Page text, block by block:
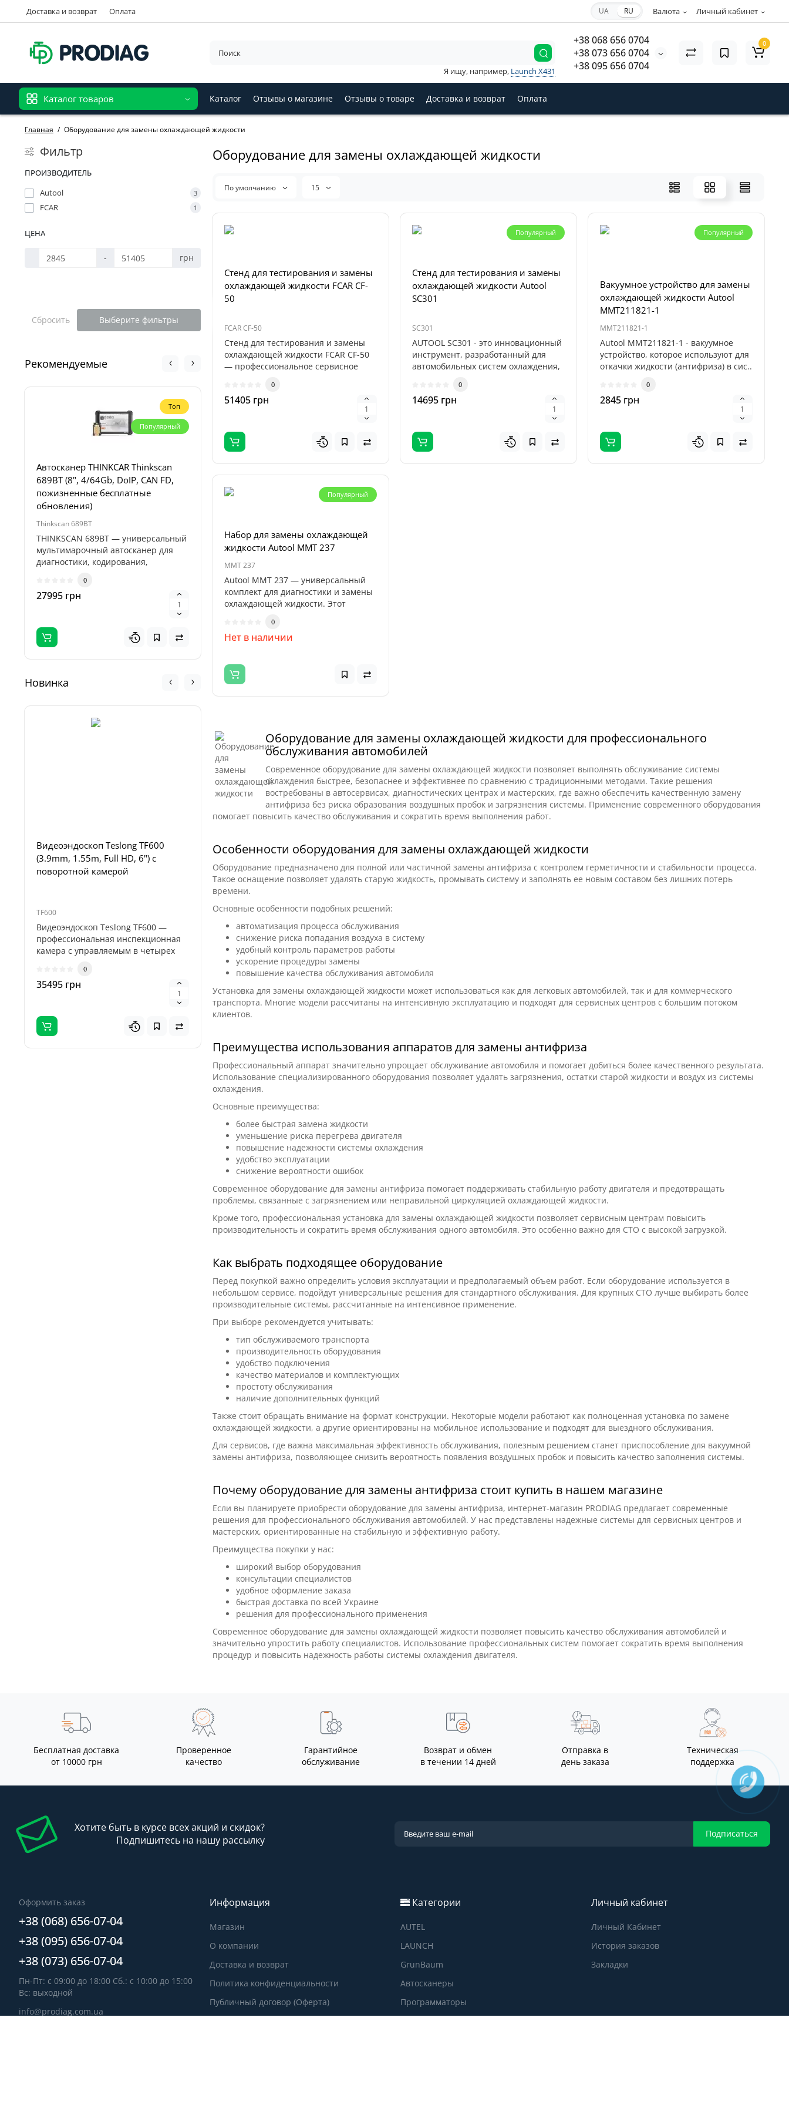
Доставка и возврат Оплата Личный кабинет
Валюта
UA RU
+38 068 656 0704
+38 073 656 0704
+38 095 656 0704
Я ищу, например, Launch X431
0
Каталог товаров Каталог Отзывы о магазине Отзывы о товаре Доставка и возврат Оплата
Главная Оборудование для замены охлаждающей жидкости
Фильтр
ПРОИЗВОДИТЕЛЬ
Autool
3
FCAR 1
ЦЕНА
- грн
Сбросить Выберите фильтры
Рекомендуемые
Топ
Популярный
Автосканер THINKCAR Thinkscan
689BT (8", 4/64Gb, DoIP, CAN FD,
пожизненные бесплатные
обновления)
Thinkscan 689BT
THINKSCAN 689BT — универсальный
мультимарочный автосканер для
диагностики, кодирования,
0
27995 грн
Топ
4000А, 12V, 118.4Wh)
Пуско-зарядное устройство Profiline
Titan 32000 — мощный
профессиональный бустер,
0
5995 грн
Новинка
Видеоэндоскоп Teslong TF600
(3.9mm, 1.55m, Full HD, 6") с
поворотной камерой
TF600
Видеоэндоскоп Teslong TF600 —
профессиональная инспекционная
камера с управляемым в четырех
0
35495 грн
Комплект зеркал Teslong 5-Mirror
NTG100/150/450/500 (5 шт.)
Teslong 5-Mirror Set
Teslong 5-Mirror Set — комплект из
пяти сменных боковых зеркал для
бороскопов Teslong серий NTG100, ..
Паяльная станция YIHUA 992D-III 3
в 1 (C210 1140W; C245 1220W;
1 — профессиональная
Оборудование для замены охлаждающей жидкости
По умолчанию 15
Стенд для тестирования и замены
охлаждающей жидкости FCAR CF-
50
FCAR CF-50
Стенд для тестирования и замены
охлаждающей жидкости FCAR CF-50
— профессиональное сервисное
0
51405 грн
Популярный
Стенд для тестирования и замены
охлаждающей жидкости Autool
SC301
SC301
AUTOOL SC301 - это инновационный
инструмент, разработанный для
автомобильных систем охлаждения,
0
14695 грн
Популярный
Вакуумное устройство для замены
охлаждающей жидкости Autool
MMT211821-1
MMT211821-1
Autool MMT211821-1 - вакуумное
устройство, которое используют для
откачки жидкости (антифриза) в сис..
0
2845 грн
Популярный
Набор для замены охлаждающей
жидкости Autool MMT 237
MMT 237
Autool MMT 237 — универсальный
комплект для диагностики и замены
охлаждающей жидкости. Этот
0
Нет в наличии
Оборудование для замены охлаждающей жидкости для профессионального
обслуживания автомобилей
Современное оборудование для замены охлаждающей жидкости позволяет выполнять обслуживание системы
охлаждения быстрее, безопаснее и эффективнее по сравнению с традиционными методами. Такие решения
востребованы в автосервисах, диагностических центрах и мастерских, где важно обеспечить качественную замену
антифриза без риска образования воздушных пробок и загрязнения системы. Применение современного оборудования
помогает повысить качество обслуживания и сократить время выполнения работ.
Особенности оборудования для замены охлаждающей жидкости
Оборудование предназначено для полной или частичной замены антифриза с контролем герметичности и стабильности процесса.
Такое оснащение позволяет удалять старую жидкость, промывать систему и заполнять ее новым составом без лишних потерь
времени.
Основные особенности подобных решений:
автоматизация процесса обслуживания
снижение риска попадания воздуха в систему
удобный контроль параметров работы
ускорение процедуры замены
повышение качества обслуживания автомобиля
Установка для замены охлаждающей жидкости может использоваться как для легковых автомобилей, так и для коммерческого
транспорта. Многие модели рассчитаны на интенсивную эксплуатацию и подходят для сервисных центров с большим потоком
клиентов.
Преимущества использования аппаратов для замены антифриза
Профессиональный аппарат значительно упрощает обслуживание автомобиля и помогает добиться более качественного результата.
Использование специализированного оборудования позволяет удалять загрязнения, остатки старой жидкости и воздух из системы
охлаждения.
Основные преимущества:
более быстрая замена жидкости
уменьшение риска перегрева двигателя
повышение надежности системы охлаждения
удобство эксплуатации
снижение вероятности ошибок
Современное оборудование для замены антифриза помогает поддерживать стабильную работу двигателя и предотвращать
проблемы, связанные с загрязнением или неправильной циркуляцией охлаждающей жидкости.
Кроме того, профессиональная установка для замены охлаждающей жидкости позволяет сервисным центрам повысить
производительность и сократить время обслуживания одного автомобиля. Это особенно важно для СТО с высокой загрузкой.
Как выбрать подходящее оборудование
Перед покупкой важно определить условия эксплуатации и предполагаемый объем работ. Если оборудование используется в
небольшом сервисе, подойдут универсальные решения для стандартного обслуживания. Для крупных СТО лучше выбирать более
производительные системы, рассчитанные на интенсивное применение.
При выборе рекомендуется учитывать:
тип обслуживаемого транспорта
производительность оборудования
удобство подключения
качество материалов и комплектующих
простоту обслуживания
наличие дополнительных функций
Также стоит обращать внимание на формат конструкции. Некоторые модели работают как полноценная установка по замене
охлаждающей жидкости, а другие ориентированы на мобильное использование и подходят для выездного обслуживания.
Для сервисов, где важна максимальная эффективность обслуживания, полезным решением станет приспособление для вакуумной
замены антифриза, позволяющее снизить вероятность появления воздушных пробок и повысить качество заполнения системы.
Почему оборудование для замены антифриза стоит купить в нашем магазине
Если вы планируете приобрести оборудование для замены антифриза, интернет-магазин PRODIAG предлагает современные
решения для профессионального обслуживания автомобилей. У нас представлены надежные системы для сервисных центров и
мастерских, ориентированные на стабильную и эффективную работу.
Преимущества покупки у нас:
широкий выбор оборудования
консультации специалистов
удобное оформление заказа
быстрая доставка по всей Украине
решения для профессионального применения
Современное оборудование для замены охлаждающей жидкости позволяет повысить качество обслуживания автомобилей и
значительно упростить работу специалистов. Использование профессиональных систем помогает сократить время выполнения
процедур и повысить надежность работы системы охлаждения двигателя.
Бесплатная доставка
от 10000 грн
Проверенное
качество
Гарантийное
обслуживание
Возврат и обмен
в течении 14 дней
Отправка в
день заказа
Техническая
поддержка
Хотите быть в курсе всех акций и скидок?
Подпишитесь на нашу рассылку
Подписаться
Оформить заказ
+38 (068) 656-07-04
+38 (095) 656-07-04
+38 (073) 656-07-04
Пн-Пт: с 09:00 до 18:00 Сб.: с 10:00 до 15:00
Вс: выходной
info@prodiag.com.ua
Информация
Магазин
О компании
Доставка и возврат
Политика конфиденциальности
Публичный договор (Оферта)
Категории
AUTEL
LAUNCH
GrunBaum
Автосканеры
Программаторы
Личный кабинет
Личный Кабинет
История заказов
Закладки